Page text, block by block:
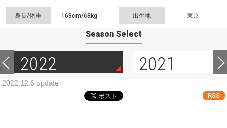
身長/体重 168cm/68kg 出生地 東京
Season Select
2022 2021
2022.12.6 update
RSS